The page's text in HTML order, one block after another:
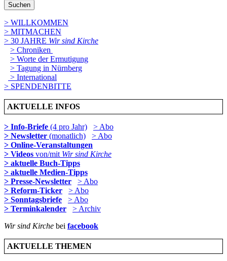
Suchen
> WILLKOMMEN
> MITMACHEN
> 30 JAHRE Wir sind Kirche
> Chroniken
> Worte der Ermutigung
> Tagung in Nürnberg
> International
> SPENDENBITTE
AKTUELLE INFOS
> Info-Briefe (4 pro Jahr)
> Abo
> Newsletter (monatlich)
> Abo
> Online-Veranstaltungen
> Videos von/mit Wir sind Kirche
> aktuelle Buch-Tipps
> aktuelle Medien-Tipps
> Presse-Newsletter
> Abo
> Reform-Ticker
> Abo
> Sonntagsbriefe
> Abo
> Terminkalender
> Archiv
Wir sind Kirche bei facebook
AKTUELLE THEMEN